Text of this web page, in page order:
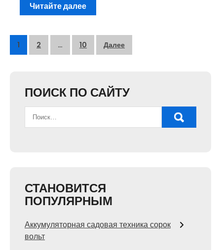
Читайте далее
Пагинация
1 2 … 10 Далее
ПОИСК ПО САЙТУ
СТАНОВИТСЯ
ПОПУЛЯРНЫМ
Аккумуляторная садовая техника сорок
вольт